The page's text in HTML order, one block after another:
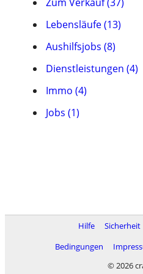
Lebensläufe (13)
Aushilfsjobs (8)
Dienstleistungen (4)
Immo (4)
Jobs (1)
Hilfe Sicherheit
Bedingungen
© 2026